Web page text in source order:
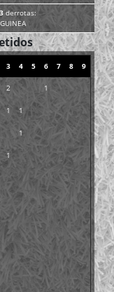
3 derrotas:
3 4 5 6 7 8 9
2 1
1 1
1
1